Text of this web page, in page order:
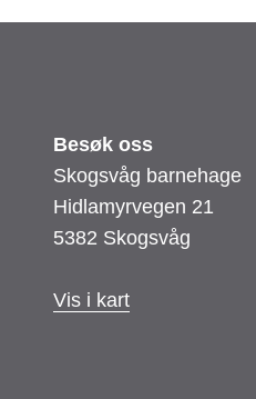
Besøk oss
Skogsvåg barnehage
Hidlamyrvegen 21
5382 Skogsvåg
Vis i kart